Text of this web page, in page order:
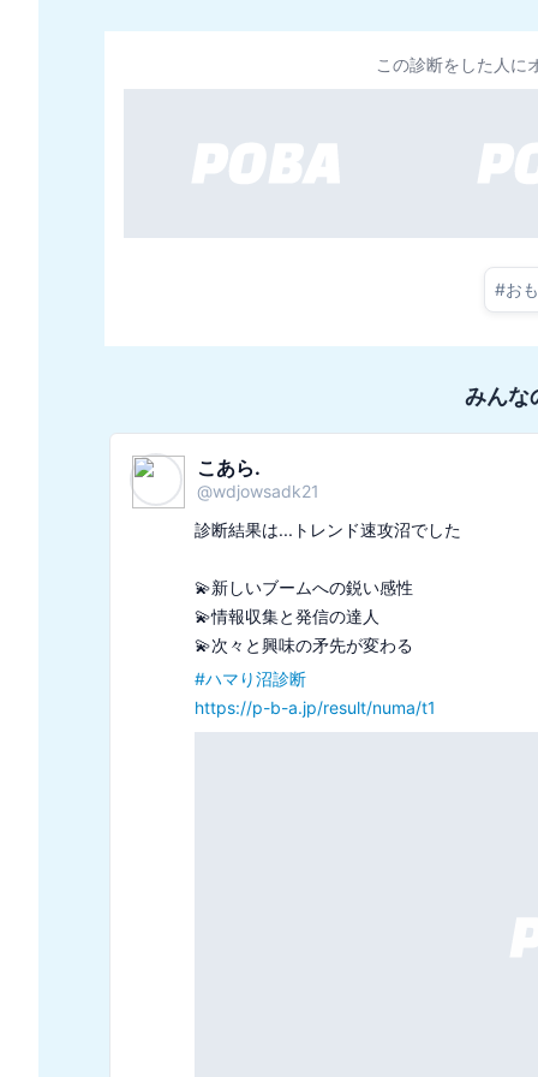
この診断をした人に
#お
みんな
たくみ💻
takumi_tech_no1
診断結果は...レモンでした
🍨明るく社交的
🍨レモンのようなさわやかさ
🍨好奇心旺盛
あなたっぽいジェラートの味診断
https://p-b-a.jp/result/gelato/t7